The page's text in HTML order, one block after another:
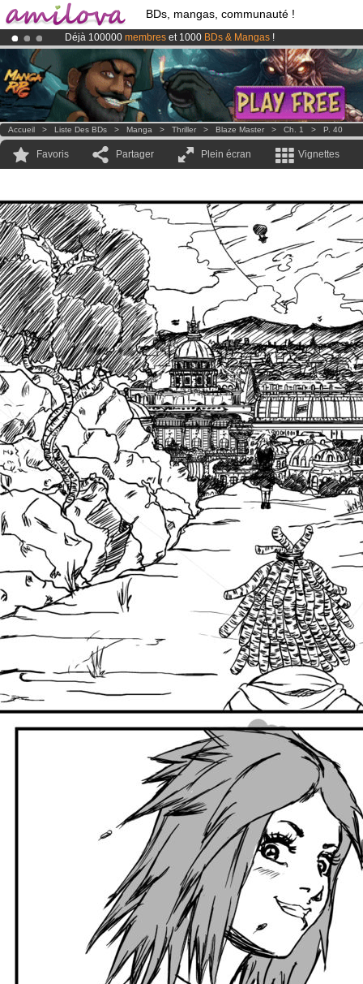
BDs, mangas, communauté !
Déjà 100000 membres et 1000 BDs & Mangas !
Abonnement premium: à partir de3.95 eurospar mois !Clique ici
LeKickstarter Amilova est désormais lancé
Accueil > Liste Des BDs > Manga > Thriller > Blaze Master > Ch. 1 > P. 40
Favoris Partager Plein écran Vignettes